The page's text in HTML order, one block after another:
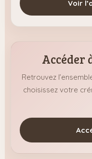
Voir
Accéder
Retrouvez
choisissez votre